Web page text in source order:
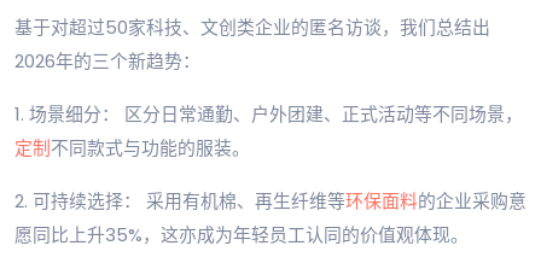
基于对超过50家科技、文创类企业的匿名访谈，我们总结出
2026年的三个新趋势：
1. 场景细分： 区分日常通勤、户外团建、正式活动等不同场景，
定制不同款式与功能的服装。
2. 可持续选择： 采用有机棉、再生纤维等环保面料的企业采购意
愿同比上升35%，这亦成为年轻员工认同的价值观体现。